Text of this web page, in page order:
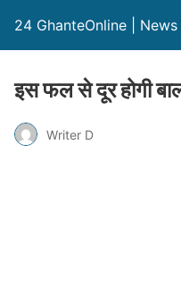
24 GhanteOnline | News
इस फल से दूर होगी
Writer D